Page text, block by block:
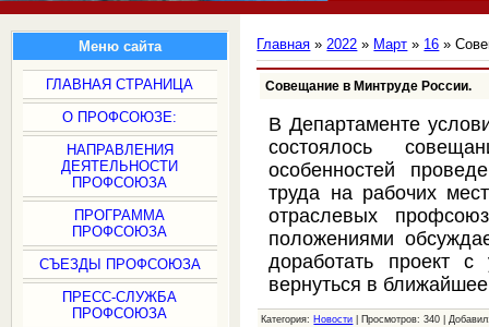
Меню сайта
ГЛАВНАЯ СТРАНИЦА
О ПРОФСОЮЗЕ:
НАПРАВЛЕНИЯ
ДЕЯТЕЛЬНОСТИ
ПРОФСОЮЗА
ПРОГРАММА
ПРОФСОЮЗА
СЪЕЗДЫ ПРОФСОЮЗА
ПРЕСС-СЛУЖБА
ПРОФСОЮЗА
Главная »2022 » Март » 16 »
Совещание в Минтруде России.
В Департаменте
состоялось
особенностей
труда на рабочих
отраслевых
положениями
доработать проект
вернуться в
Категория: Новости | Просмотров: 340 |